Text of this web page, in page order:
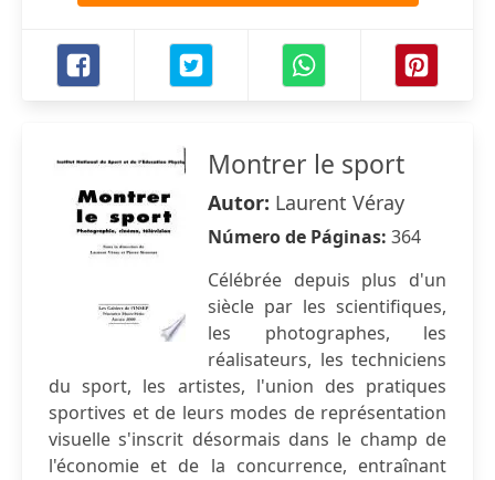
Montrer le sport
Autor: Laurent Véray
Número de Páginas: 364
Célébrée depuis plus d'un
siècle par les scientifiques,
les photographes, les
réalisateurs, les techniciens
du sport, les artistes, l'union des pratiques
sportives et de leurs modes de représentation
visuelle s'inscrit désormais dans le champ de
l'économie et de la concurrence, entraînant